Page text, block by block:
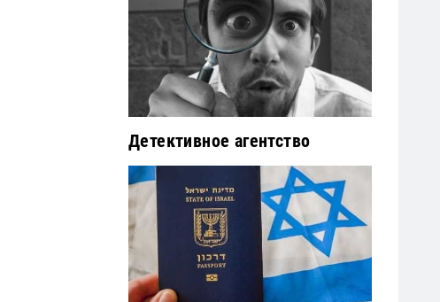
Детективное агентство